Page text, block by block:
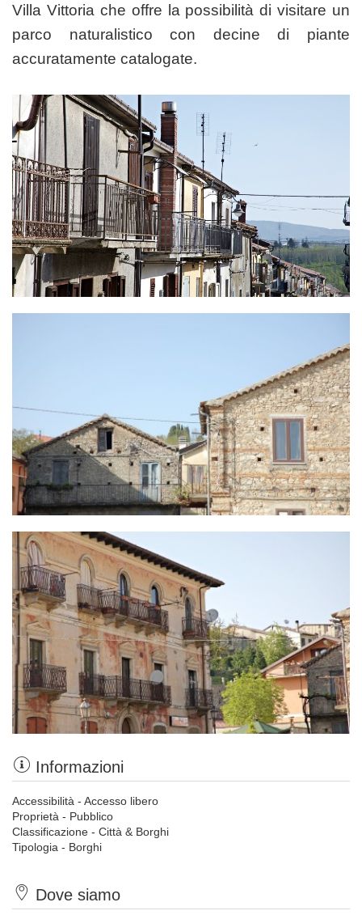
Villa Vittoria che offre la possibilità di visitare un
parco naturalistico con decine di piante
accuratamente catalogate.
Informazioni
Accessibilità - Accesso libero
Proprietà - Pubblico
Classificazione - Città & Borghi
Tipologia - Borghi
Dove siamo